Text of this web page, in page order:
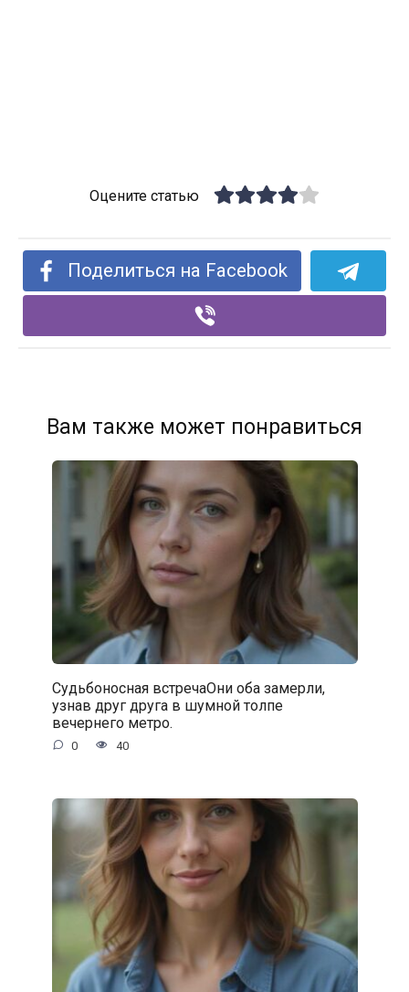
Оцените статью
Поделиться на Facebook
Вам также может понравиться
Судьбоносная встречаОни оба замерли,
узнав друг друга в шумной толпе
вечернего метро.
0 40